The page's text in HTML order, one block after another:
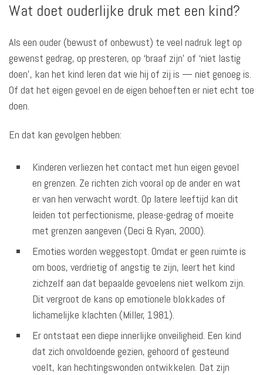
Wat doet ouderlijke druk met een kind?
Als een ouder (bewust of onbewust) te veel nadruk legt op
gewenst gedrag, op presteren, op ‘braaf zijn’ of ‘niet lastig
doen’, kan het kind leren dat wie hij of zij is — niet genoeg is.
Of dat het eigen gevoel en de eigen behoeften er niet echt toe
doen.
En dat kan gevolgen hebben:
Kinderen verliezen het contact met hun eigen gevoel
en grenzen. Ze richten zich vooral op de ander en wat
er van hen verwacht wordt. Op latere leeftijd kan dit
leiden tot perfectionisme, please-gedrag of moeite
met grenzen aangeven (Deci & Ryan, 2000).
Emoties worden weggestopt. Omdat er geen ruimte is
om boos, verdrietig of angstig te zijn, leert het kind
zichzelf aan dat bepaalde gevoelens niet welkom zijn.
Dit vergroot de kans op emotionele blokkades of
lichamelijke klachten (Miller, 1981).
Er ontstaat een diepe innerlijke onveiligheid. Een kind
dat zich onvoldoende gezien, gehoord of gesteund
voelt, kan hechtingswonden ontwikkelen. Dat zijn